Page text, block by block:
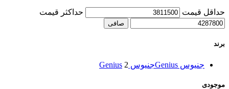
حداقل قیمت حداكثر قيمت
صافی
برند
جنیوس Genius جنیوس Genius 2
موجودی